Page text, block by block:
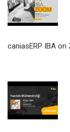
caniasERP IBA